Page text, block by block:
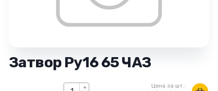
Затвор Ру16 65 ЧАЗ
+ Цена за шт.: